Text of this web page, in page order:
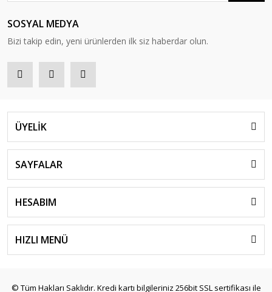
SOSYAL MEDYA
Bizi takip edin, yeni ürünlerden ilk siz haberdar olun.
ÜYELİK
SAYFALAR
HESABIM
HIZLI MENÜ
© Tüm Hakları Saklıdır. Kredi kartı bilgileriniz 256bit SSL sertifikası ile